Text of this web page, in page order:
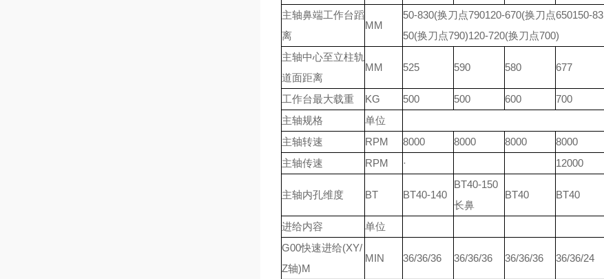
主轴鼻端工作台蹈
离
MM
50-830(换刀点790120-670(换刀点650150-83
50(换刀点790)120-720(换刀点700)
主轴中心至立柱轨
道面距离
MM 525 590 580 677
工作台最大载重 KG 500 500 600 700
主轴规格
单位
主轴转速
RPM 8000 8000 8000 8000
主轴传速
RPM · 12000
主轴内孔维度 BT BT40-140
BT40-150
长鼻
BT40 BT40
进给内容
单位
G00快速进给(XY/
Z轴)M
MIN 36/36/36 36/36/36 36/36/36 36/36/24